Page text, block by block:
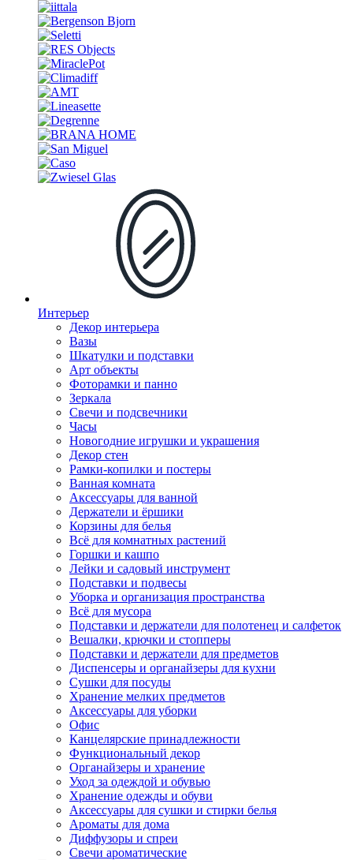
Интерьер
Декор интерьера
Вазы
Шкатулки и подставки
Арт объекты
Фоторамки и панно
Зеркала
Свечи и подсвечники
Часы
Новогодние игрушки и украшения
Декор стен
Рамки-копилки и постеры
Ванная комната
Аксессуары для ванной
Держатели и ёршики
Корзины для белья
Всё для комнатных растений
Горшки и кашпо
Лейки и садовый инструмент
Подставки и подвесы
Уборка и организация пространства
Всё для мусора
Подставки и держатели для полотенец и салфеток
Вешалки, крючки и стопперы
Подставки и держатели для предметов
Диспенсеры и органайзеры для кухни
Сушки для посуды
Хранение мелких предметов
Аксессуары для уборки
Офис
Канцелярские принадлежности
Функциональный декор
Органайзеры и хранение
Уход за одеждой и обувью
Хранение одежды и обуви
Аксессуары для сушки и стирки белья
Ароматы для дома
Диффузоры и спреи
Свечи ароматические